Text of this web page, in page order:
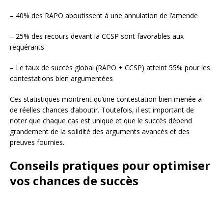
– 40% des RAPO aboutissent à une annulation de l’amende
– 25% des recours devant la CCSP sont favorables aux
requérants
– Le taux de succès global (RAPO + CCSP) atteint 55% pour les
contestations bien argumentées
Ces statistiques montrent qu’une contestation bien menée a
de réelles chances d’aboutir. Toutefois, il est important de
noter que chaque cas est unique et que le succès dépend
grandement de la solidité des arguments avancés et des
preuves fournies.
Conseils pratiques pour optimiser
vos chances de succès